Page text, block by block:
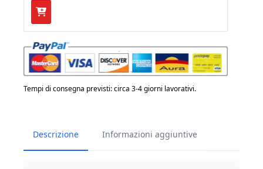
ARTEMIDE
-
CASTORE
35
Terra
quantità
Tempi di consegna previsti: circa 3-4 giorni lavorativi.
Descrizione Informazioni aggiuntive